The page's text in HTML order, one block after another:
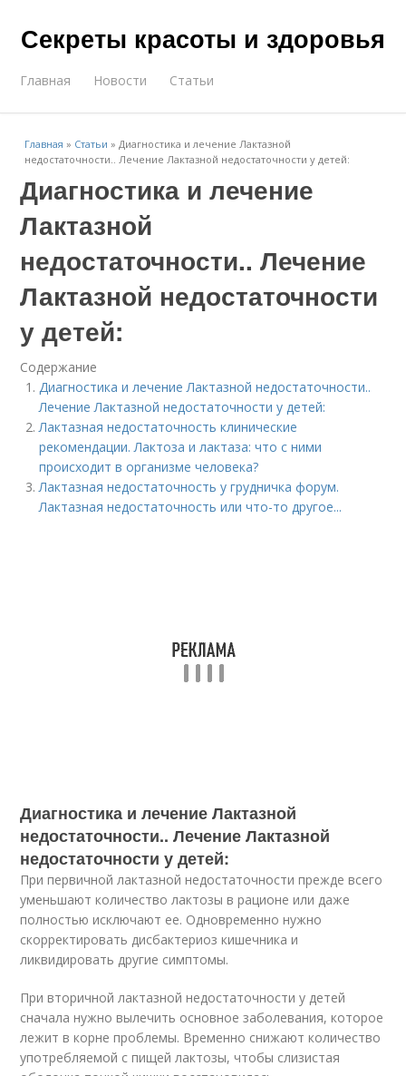
Секреты красоты и здоровья
Главная Новости Статьи
Главная » Статьи »Диагностика и лечение Лактазной
недостаточности.. Лечение Лактазной недостаточности у детей:
Диагностика и лечение
Лактазной
недостаточности.. Лечение
Лактазной недостаточности
у детей:
Содержание
Диагностика и лечение Лактазной недостаточности..
Лечение Лактазной недостаточности у детей:
Лактазная недостаточность клинические
рекомендации. Лактоза и лактаза: что с ними
происходит в организме человека?
Лактазная недостаточность у грудничка форум.
Лактазная недостаточность или что-то другое...
Диагностика и лечение Лактазной
недостаточности.. Лечение Лактазной
недостаточности у детей:
При первичной лактазной недостаточности прежде всего
уменьшают количество лактозы в рационе или даже
полностью исключают ее. Одновременно нужно
скорректировать дисбактериоз кишечника и
ликвидировать другие симптомы.
При вторичной лактазной недостаточности у детей
сначала нужно вылечить основное заболевания, которое
лежит в корне проблемы. Временно снижают количество
употребляемой с пищей лактозы, чтобы слизистая